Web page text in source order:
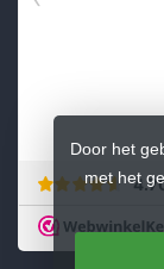
Door het
met het